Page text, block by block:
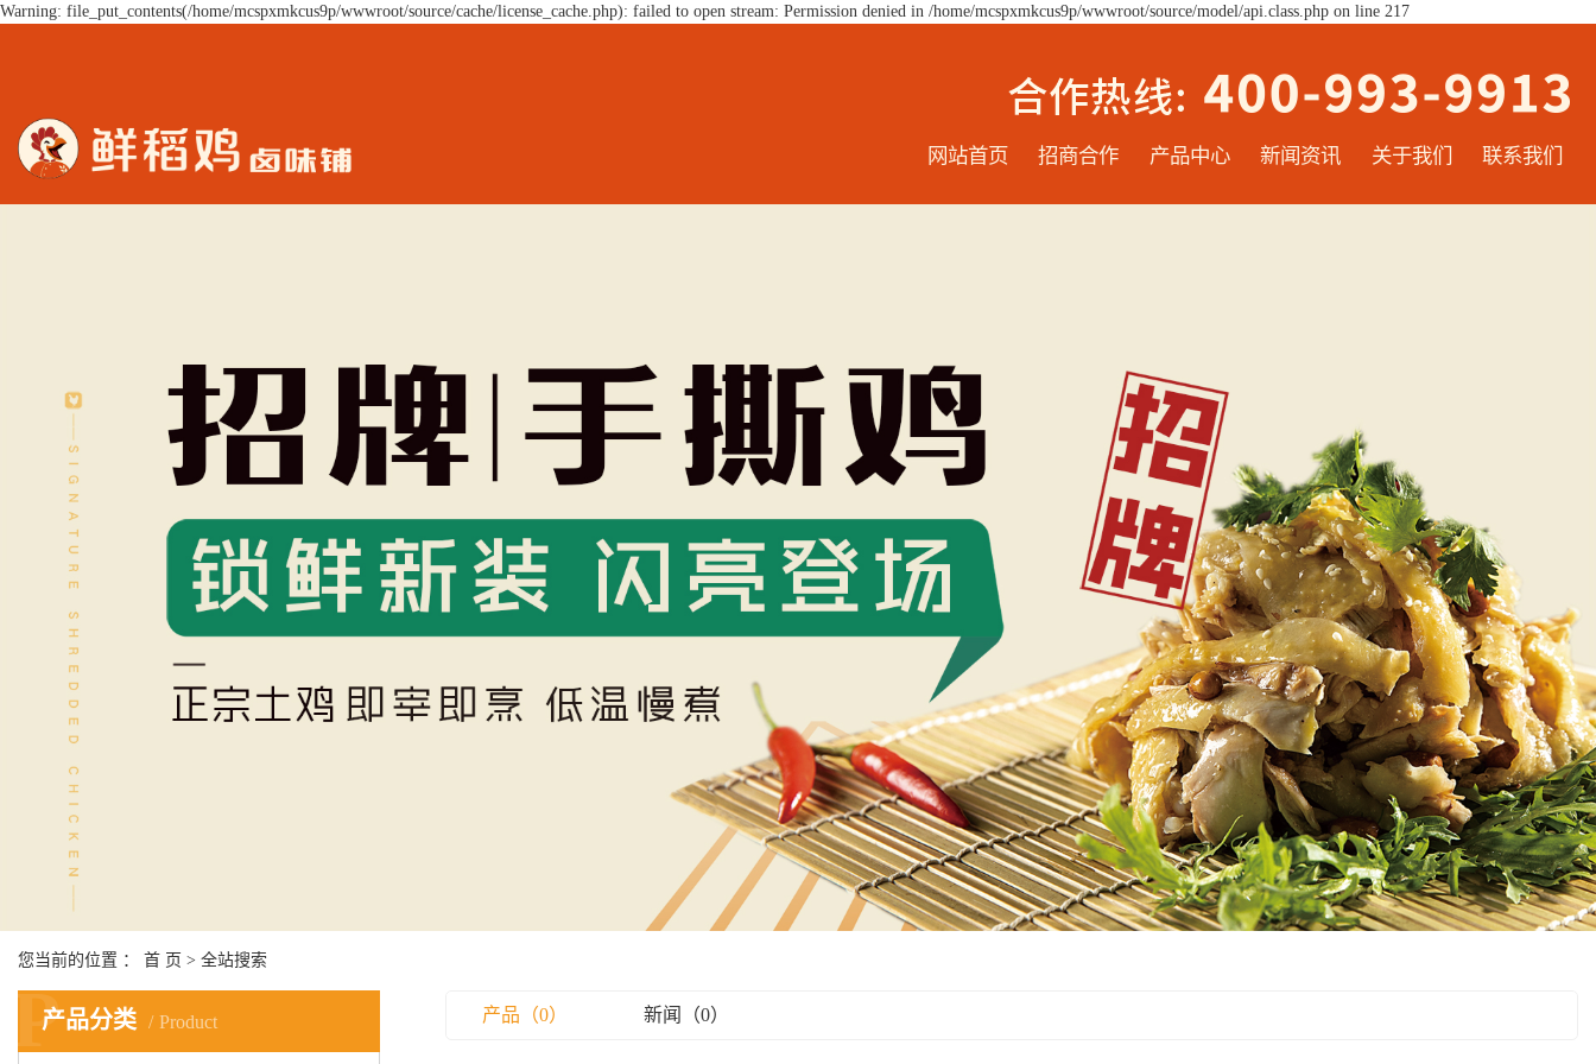
Warning: file_put_contents(/home/mcspxmkcus9p/wwwroot/source/cache/license_cache.php): failed to open stream: Permission denied in /home/mcspxmkcus9p/wwwroot/source/model/api.class.php on line 217
网站首页 招商合作 产品中心 新闻资讯 关于我们 联系我们
您当前的位置 ： 首 页 > 全站搜索
产品分类 Product
P 产品（0） 新闻（0）